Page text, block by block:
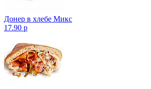
Донер в хлебе Микс
17.90 р